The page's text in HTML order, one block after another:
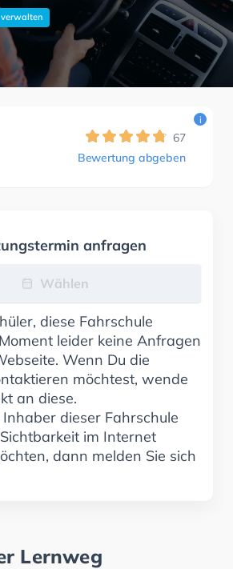
67
Bewertung abgeben
i
anfragen
Wählen
diese Fahrschule
leider keine Anfragen
Wenn Du die
möchtest, wende
an diese.
dieser Fahrschule
im Internet
dann melden Sie sich
Lernweg